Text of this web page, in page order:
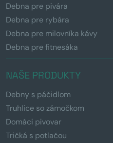
Debna pre pivára
Debna pre rybára
Debna pre milovníka kávy
Debna pre fitnesáka
NAŠE PRODUKTY
Debny s páčidlom
Truhlice so zámočkom
Domáci pivovar
Tričká s potlačou